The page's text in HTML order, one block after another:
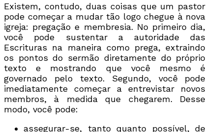
Existem, contudo, duas coisas que um pastor
pode começar a mudar tão logo chegue à nova
igreja: pregação e membresia. No primeiro dia,
você pode sustentar a autoridade das
Escrituras na maneira como prega, extraindo
os pontos do sermão diretamente do próprio
texto e mostrando que você mesmo é
governado pelo texto. Segundo, você pode
imediatamente começar a entrevistar novos
membros, à medida que chegarem. Desse
modo, você pode:
assegurar-se, tanto quanto possível, de